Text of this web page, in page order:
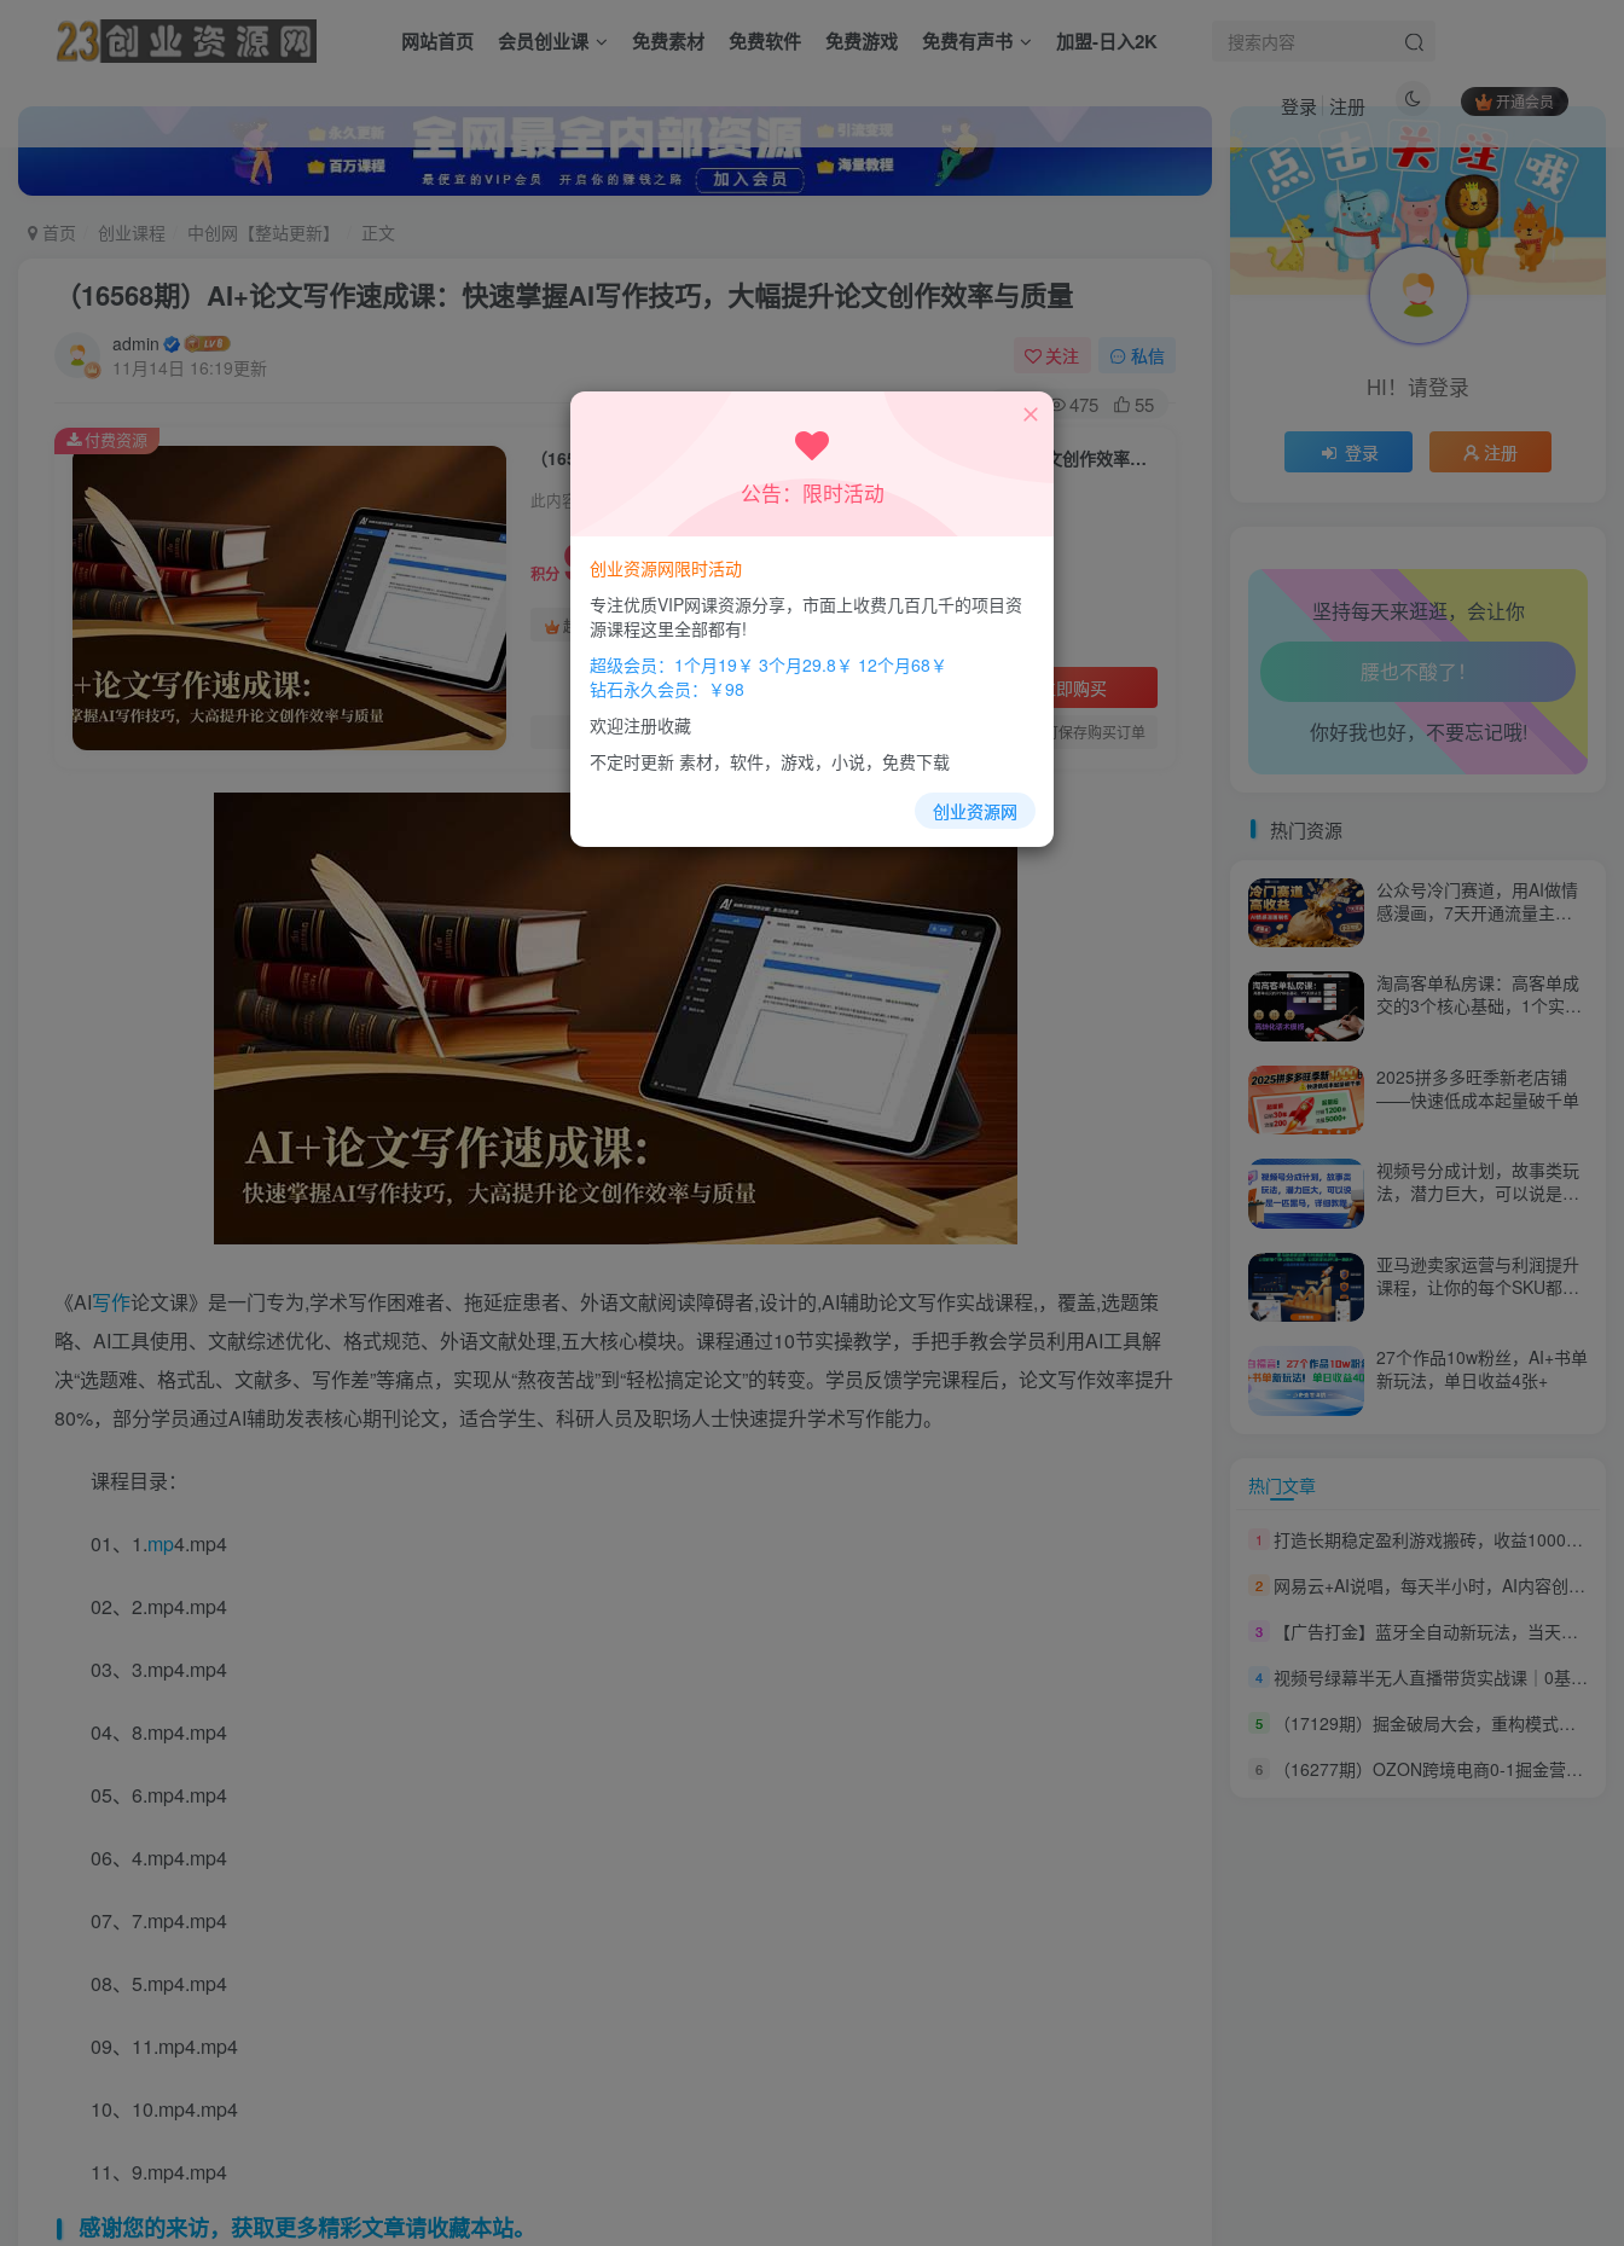
网站首页 会员创业课 免费素材 免费软件 免费游戏 免费有声书 加盟-日入2K
开通会员
登录 注册
首页 创业课程 中创网【整站更新】 正文
（16568期）AI+论文写作速成课：快速掌握AI写作技巧，大幅提升论文创作效率与质量
admin
11月14日 16:19更新
关注 私信
0 475 55
（16568期）AI+论文写作速成课：快速掌握AI写作技巧，大幅提升论文创作效率与质量
此内容为付费资源，请付费后查看
积分 9.9
超级会员免费 钻石会员
立即购买
您当前未登录！建议登陆后购买，办理会员包月更省钱，可保存购买订单
付费资源
《AI写作论文课》是一门专为,学术写作困难者、拖延症患者、外语文献阅读障碍者,设计的,AI辅助论文写作实战课程,，覆盖,选题策
略、AI工具使用、文献综述优化、格式规范、外语文献处理,五大核心模块。课程通过10节实操教学，手把手教会学员利用AI工具解
决“选题难、格式乱、文献多、写作差”等痛点，实现从“熬夜苦战”到“轻松搞定论文”的转变。学员反馈学完课程后，论文写作效率提升
80%，部分学员通过AI辅助发表核心期刊论文，适合学生、科研人员及职场人士快速提升学术写作能力。
课程目录：
01、1.mp4.mp4
02、2.mp4.mp4
03、3.mp4.mp4
04、8.mp4.mp4
05、6.mp4.mp4
06、4.mp4.mp4
07、7.mp4.mp4
08、5.mp4.mp4
09、11.mp4.mp4
10、10.mp4.mp4
11、9.mp4.mp4
感谢您的来访，获取更多精彩文章请收藏本站。
热门文章
打造长期稳定盈利游戏搬砖，收益1000+，最简单得网赚项目！
网易云+AI说唱，每天半小时，AI内容创作+流量变现，轻松月入1W
【广告打金】蓝牙全自动新玩法，当天见结果，可矩阵单机30-50+【揭秘】
视频号绿幕半无人直播带货实战课｜0基础不露脸起号、手机电脑双端开播、矩阵多平台变现、AI数字人全自动直播
（17129期）掘金破局大会，重构模式、引爆流量、落地执行，掌握千万利润模型，单店年收破千万！
HI！请登录
登录 注册
坚持每天来逛逛，会让你
走路也有劲了！
腿也不痛了！
腰也不酸了！
你好我也好，不要忘记哦!
热门资源
公众号冷门赛道，用AI做情
感漫画，7天开通流量主，
淘高客单私房课：高客单成
交的3个核心基础，1个实操
2025拼多多旺季新老店铺
——快速低成本起量破千单
视频号分成计划，故事类玩
法，潜力巨大，可以说是一
亚马逊卖家运营与利润提升
课程，让你的每个SKU都成
27个作品10w粉丝，AI+书单
新玩法，单日收益4张+
热门文章
1 打造长期稳定盈利游戏搬砖，收益1000+，最简单得网赚项目！
2 网易云+AI说唱，每天半小时，AI内容创作+流量变现，轻松月入1W
3 【广告打金】蓝牙全自动新玩法，当天见结果，可矩阵单机30-50+【揭秘】
4 视频号绿幕半无人直播带货实战课｜0基础不露脸起号、手机电脑双端开播、矩阵多平台变现、AI数字人全自动直播
5 （17129期）掘金破局大会，重构模式、引爆流量、落地执行，掌握千万利润模型，单店年收破千万！
6 （16277期）OZON跨境电商0-1掘金营：注册-运营-物流全链路体系，60天快速出单月营收8w
公告：限时活动
创业资源网限时活动
专注优质VIP网课资源分享，市面上收费几百几千的项目资
源课程这里全部都有!
超级会员：1个月19￥ 3个月29.8￥ 12个月68￥
钻石永久会员：￥98
欢迎注册收藏
不定时更新 素材，软件，游戏，小说，免费下载
创业资源网